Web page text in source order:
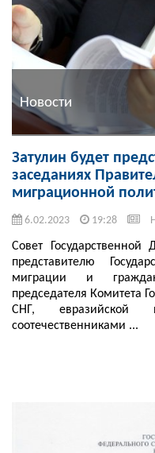
Новости
Затулин будет
заседаниях
миграционной
6.02.2023 19:28
Совет
представителю
миграции и
председателя Комитета
СНГ,
соотечественниками ...